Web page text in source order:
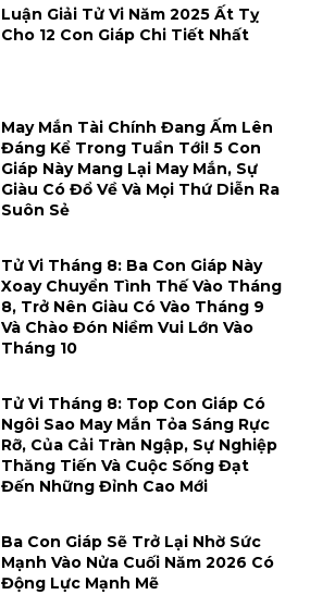
Luận Giải Tử Vi Năm 2025 Ất Tỵ
Cho 12 Con Giáp Chi Tiết Nhất
May Mắn Tài Chính Đang Ấm Lên
Đáng Kể Trong Tuần Tới! 5 Con
Giáp Này Mang Lại May Mắn, Sự
Giàu Có Đổ Về Và Mọi Thứ Diễn Ra
Suôn Sẻ
Tử Vi Tháng 8: Ba Con Giáp Này
Xoay Chuyển Tình Thế Vào Tháng
8, Trở Nên Giàu Có Vào Tháng 9
Và Chào Đón Niềm Vui Lớn Vào
Tháng 10
Tử Vi Tháng 8: Top Con Giáp Có
Ngôi Sao May Mắn Tỏa Sáng Rực
Rỡ, Của Cải Tràn Ngập, Sự Nghiệp
Thăng Tiến Và Cuộc Sống Đạt
Đến Những Đỉnh Cao Mới
Ba Con Giáp Sẽ Trở Lại Nhờ Sức
Mạnh Vào Nửa Cuối Năm 2026 Có
Động Lực Mạnh Mẽ